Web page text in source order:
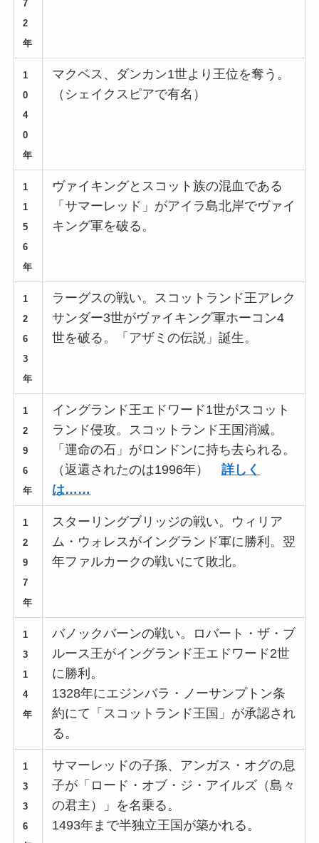
7
2
年
1
0
4
0
年
マクベス、ダンカン1世より王位を奪う。
（シェイクスピアで有名）
1
1
5
6
年
ヴァイキングとスコット族の混血である
「サマーレッド」がアイラ島北岸でヴァイ
キング軍を破る。
1
2
6
3
年
ラーグスの戦い。スコットランド王アレク
サンダー3世がヴァイキング軍ホーコン4
世を破る。「アザミの伝説」誕生。
1
2
9
6
年
イングランド王エドワード1世がスコット
ランド侵攻。スコットランド王国消滅。
「運命の石」がロンドンに持ち去られる。
（返還されたのは1996年）詳しく
は……
1
2
9
7
年
スターリングブリッジの戦い。ウィリア
ム・ウォレスがイングランド軍に勝利。翌
年ファルカークの戦いにて敗北。
1
3
1
4
年
バノックバーンの戦い。ロバート・ザ・ブ
ルース王がイングランド王エドワード2世
に勝利。
1328年にエジンバラ・ノーサンプトン条
約にて「スコットランド王国」が承認され
る。
1
3
3
6
サマーレッドの子孫、アンガス・オグの息
子が「ロード・オブ・ジ・アイルズ（島々
の君主）」を名乗る。
1493年まで半独立王国が築かれる。